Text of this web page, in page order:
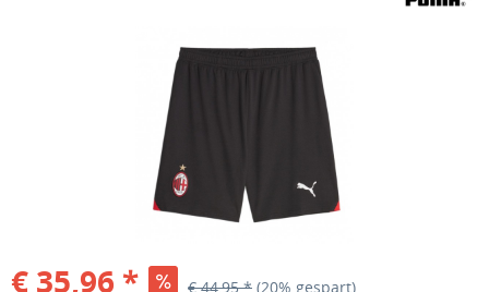
€ 35,96 * € 44,95 * (20% gespart)